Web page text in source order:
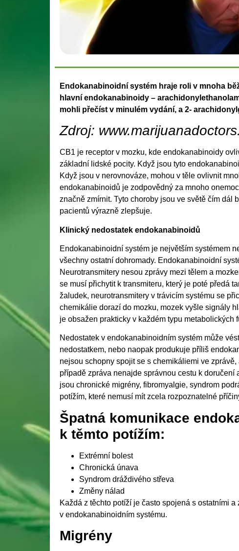
Endokanabinoidní systém hraje roli v mnoha
hlavní endokanabinoidy –
mohli přečíst v minulém vydání, a 2-
Zdroj:
CB1 je receptor v mozku, kde endokanabinoidy
základní lidské pocity. Když jsou tyto
Když jsou v nerovnováze, mohou v těle ovlivnit
endokanabinoidů je zodpovědný za mnoho
značně zmírnit. Tyto choroby jsou ve světě čím
pacientů výrazně zlepšuje.
Klinický nedostatek endokanabinoidů
Endokanabinoidní systém je největším systémem
všechny ostatní dohromady. Endokanabinoidní
Neurotransmitery nesou zprávy mezi tělem a
se musí přichytit k transmiteru, který je poté předá
žaludek, neurotransmitery v trávicím systému se
chemikálie dorazí do mozku, mozek vyšle signály
je obsažen prakticky v každém typu metabolických
Nedostatek v endokanabinoidním systém může
nedostatkem, nebo naopak produkuje příliš
nejsou schopny spojit se s chemikáliemi ve
případě zpráva nenajde správnou cestu k
jsou chronické migrény, fibromyalgie, syndrom
potížím, které nemusí mít zcela rozpoznatelné
Špatná komunikace
k těmto potížím:
Extrémní bolest
Chronická únava
Syndrom dráždivého střeva
Změny nálad
Každá z těchto potíží je často spojená s ostatními
v endokanabinoidním systému.
Migrény